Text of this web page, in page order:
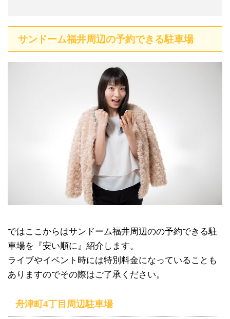
サンドーム福井周辺の予約できる駐車場
ではここからはサンドーム福井周辺のの予約できる駐
車場を『安い順に』紹介します。
ライブやイベント時には特別料金になっていることも
ありますのでその際はご了承ください。
舟津町4丁目周辺駐車場